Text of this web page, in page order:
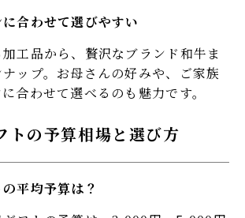
合わせて選びやすい
工品から、贅沢なブランド和牛ま
ップ。お母さんの好みや、ご家族
合わせて選べるのも魅力です。
トの予算相場と選び方
平均予算は？